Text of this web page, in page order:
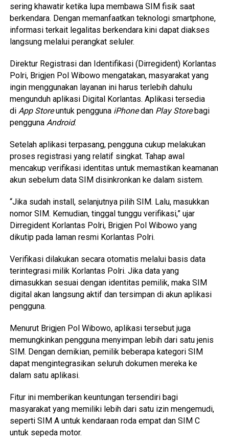
sering khawatir ketika lupa membawa SIM fisik saat
berkendara. Dengan memanfaatkan teknologi smartphone,
informasi terkait legalitas berkendara kini dapat diakses
langsung melalui perangkat seluler.
Direktur Registrasi dan Identifikasi (Dirregident) Korlantas
Polri, Brigjen Pol Wibowo mengatakan, masyarakat yang
ingin menggunakan layanan ini harus terlebih dahulu
mengunduh aplikasi Digital Korlantas. Aplikasi tersedia
di App Storeuntuk pengguna iPhonedan Play Storebagi
pengguna Android.
Setelah aplikasi terpasang, pengguna cukup melakukan
proses registrasi yang relatif singkat. Tahap awal
mencakup verifikasi identitas untuk memastikan keamanan
akun sebelum data SIM disinkronkan ke dalam sistem.
“Jika sudah install, selanjutnya pilih SIM. Lalu, masukkan
nomor SIM. Kemudian, tinggal tunggu verifikasi,” ujar
Dirregident Korlantas Polri, Brigjen Pol Wibowo yang
dikutip pada laman resmi Korlantas Polri.
Verifikasi dilakukan secara otomatis melalui basis data
terintegrasi milik Korlantas Polri. Jika data yang
dimasukkan sesuai dengan identitas pemilik, maka SIM
digital akan langsung aktif dan tersimpan di akun aplikasi
pengguna.
Menurut Brigjen Pol Wibowo, aplikasi tersebut juga
memungkinkan pengguna menyimpan lebih dari satu jenis
SIM. Dengan demikian, pemilik beberapa kategori SIM
dapat mengintegrasikan seluruh dokumen mereka ke
dalam satu aplikasi.
Fitur ini memberikan keuntungan tersendiri bagi
masyarakat yang memiliki lebih dari satu izin mengemudi,
seperti SIM A untuk kendaraan roda empat dan SIM C
untuk sepeda motor.